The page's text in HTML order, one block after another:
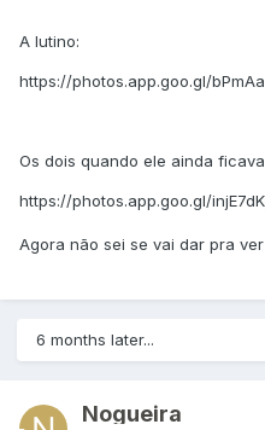
A lutino:
https://photos.app.goo.gl/
Os dois quando ele ainda
https://photos.app.goo.gl/
Agora não sei se vai dar pra
6 months later...
Nogueira